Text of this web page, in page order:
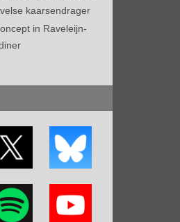
kaarsendrager
in Raveleijn-